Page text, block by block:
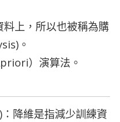
上，所以也被稱為購
。
）演算法。
降維是指減少訓練資